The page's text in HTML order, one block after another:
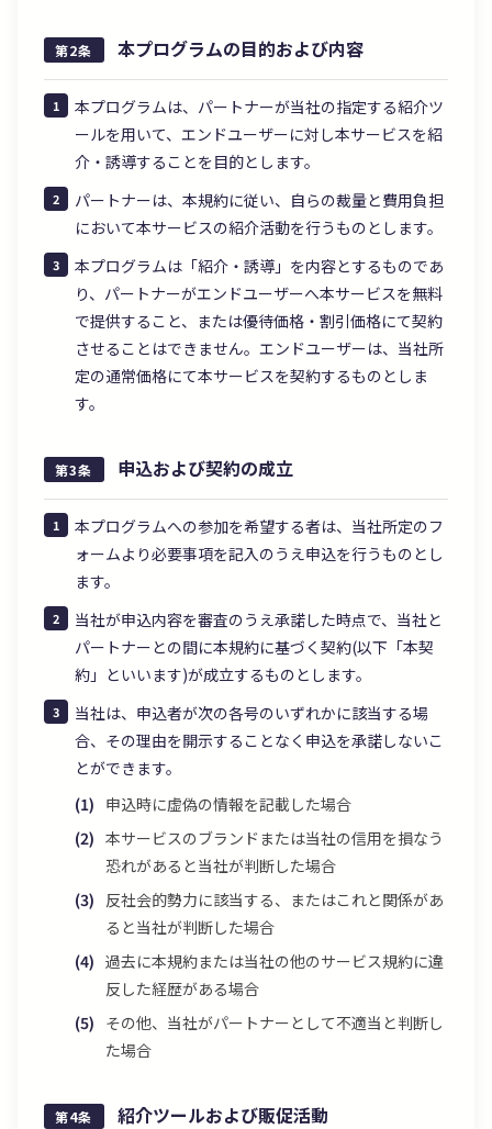
第2条 本プログラムの目的および内容
本プログラムは、パートナーが当社の指定する紹介ツ
ールを用いて、エンドユーザーに対し本サービスを紹
介・誘導することを目的とします。
パートナーは、本規約に従い、自らの裁量と費用負担
において本サービスの紹介活動を行うものとします。
本プログラムは「紹介・誘導」を内容とするものであ
り、パートナーがエンドユーザーへ本サービスを無料
で提供すること、または優待価格・割引価格にて契約
させることはできません。エンドユーザーは、当社所
定の通常価格にて本サービスを契約するものとしま
す。
第3条 申込および契約の成立
本プログラムへの参加を希望する者は、当社所定のフ
ォームより必要事項を記入のうえ申込を行うものとし
ます。
当社が申込内容を審査のうえ承諾した時点で、当社と
パートナーとの間に本規約に基づく契約(以下「本契
約」といいます)が成立するものとします。
当社は、申込者が次の各号のいずれかに該当する場
合、その理由を開示することなく申込を承諾しないこ
とができます。
申込時に虚偽の情報を記載した場合
本サービスのブランドまたは当社の信用を損なう
恐れがあると当社が判断した場合
反社会的勢力に該当する、またはこれと関係があ
ると当社が判断した場合
過去に本規約または当社の他のサービス規約に違
反した経歴がある場合
その他、当社がパートナーとして不適当と判断し
た場合
第4条 紹介ツールおよび販促活動